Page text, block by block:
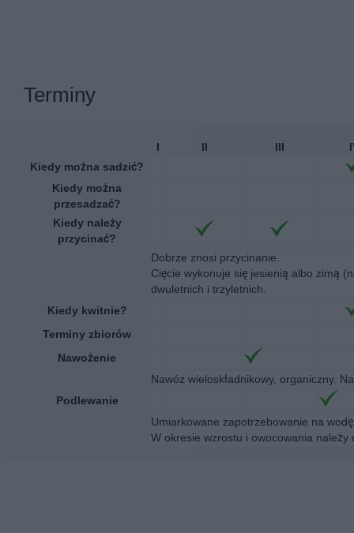
Terminy
I II III
Kiedy można sadzić?
Kiedy można
przesadzać?
Kiedy należy
przycinać?
Dobrze znosi przycinanie.
Cięcie wykonuje się jesienią albo zimą
dwuletnich i trzyletnich.
Kiedy kwitnie?
Terminy zbiorów
Nawożenie
Nawóz wieloskładnikowy, organiczny.
Podlewanie
Umiarkowane zapotrzebowanie na
W okresie wzrostu i owocowania